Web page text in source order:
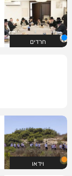
חרדים
וידאו